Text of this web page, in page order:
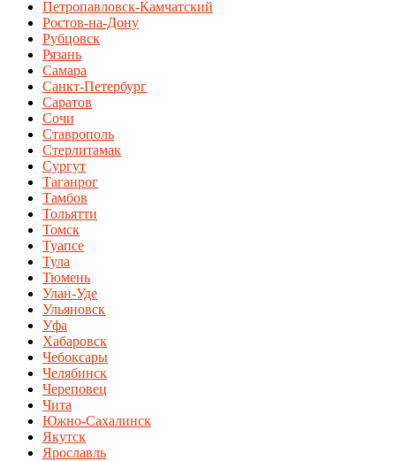
Петропавловск-Камчатский
Ростов-на-Дону
Рубцовск
Рязань
Самара
Санкт-Петербург
Саратов
Сочи
Ставрополь
Стерлитамак
Сургут
Таганрог
Тамбов
Тольятти
Томск
Туапсе
Тула
Тюмень
Улан-Уде
Ульяновск
Уфа
Хабаровск
Чебоксары
Челябинск
Череповец
Чита
Южно-Сахалинск
Якутск
Ярославль